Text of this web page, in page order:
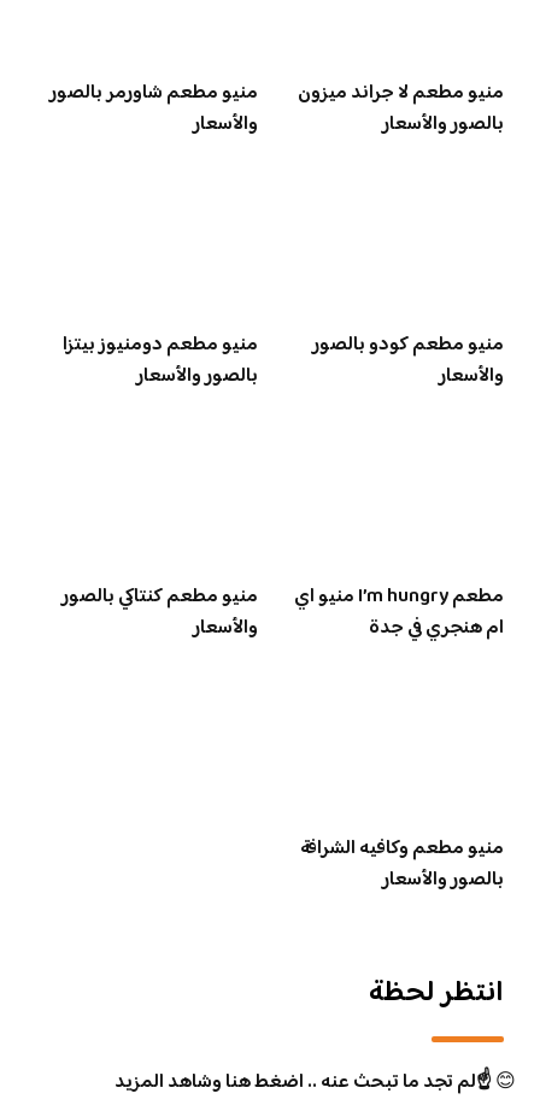
منيو مطعم لا جراند ميزون
بالصور والأسعار
منيو مطعم شاورمر بالصور
والأسعار
منيو مطعم كودو بالصور
والأسعار
منيو مطعم دومنيوز بيتزا
بالصور والأسعار
مطعم I’m hungry منيو اي
ام هنجري في جدة
منيو مطعم كنتاكي بالصور
والأسعار
منيو مطعم وكافيه الشرافة
بالصور والأسعار
انتظر لحظة
😊☝️لم تجد ما تبحث عنه .. اضغط هنا وشاهد المزيد